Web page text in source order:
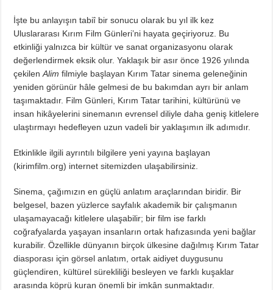
İşte bu anlayışın tabiî bir sonucu olarak bu yıl ilk kez
Uluslararası Kırım Film Günleri’ni hayata geçiriyoruz. Bu
etkinliği yalnızca bir kültür ve sanat organizasyonu olarak
değerlendirmek eksik olur. Yaklaşık bir asır önce 1926 yılında
çekilenAlim filmiyle başlayan Kırım Tatar sinema geleneğinin
yeniden görünür hâle gelmesi de bu bakımdan ayrı bir anlam
taşımaktadır. Film Günleri, Kırım Tatar tarihini, kültürünü ve
insan hikâyelerini sinemanın evrensel diliyle daha geniş kitlelere
ulaştırmayı hedefleyen uzun vadeli bir yaklaşımın ilk adımıdır.
Etkinlikle ilgili ayrıntılı bilgilere yeni yayına başlayan
(kirimfilm.org) internet sitemizden ulaşabilirsiniz.
Sinema, çağımızın en güçlü anlatım araçlarından biridir. Bir
belgesel, bazen yüzlerce sayfalık akademik bir çalışmanın
ulaşamayacağı kitlelere ulaşabilir; bir film ise farklı
coğrafyalarda yaşayan insanların ortak hafızasında yeni bağlar
kurabilir. Özellikle dünyanın birçok ülkesine dağılmış Kırım Tatar
diasporası için görsel anlatım, ortak aidiyet duygusunu
güçlendiren, kültürel sürekliliği besleyen ve farklı kuşaklar
arasında köprü kuran önemli bir imkân sunmaktadır.